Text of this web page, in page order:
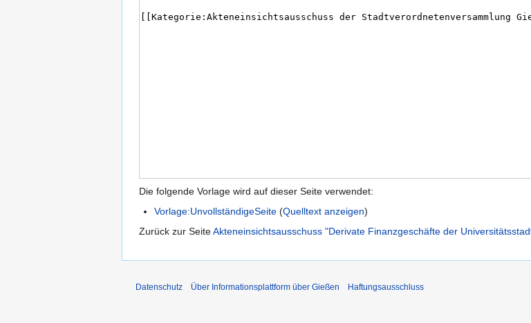
Die folgende Vorlage wird auf dieser Seite verwendet:
Vorlage:UnvollständigeSeite (Quelltext anzeigen)
Zurück zur SeiteAkteneinsichtsausschuss "Derivate Finanzgeschäfte der
Datenschutz Über Informationsplattform über Gießen Haftungsausschluss